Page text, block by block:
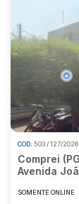
COD. 503 / 127/2026
Comprei
Avenida
SOMENTE ONLINE